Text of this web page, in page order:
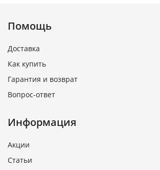
Помощь
Доставка
Как купить
Гарантия и возврат
Вопрос-ответ
Информация
Акции
Статьи